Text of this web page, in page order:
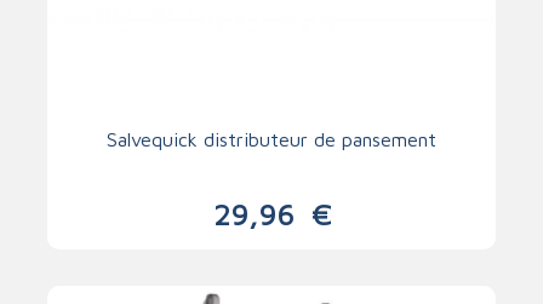
Salvequick distributeur de pansement
29,96 €